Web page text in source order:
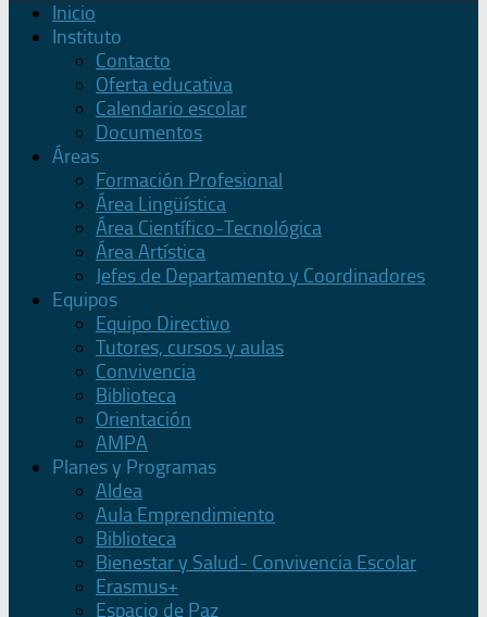
Inicio
Instituto
Contacto
Oferta educativa
Calendario escolar
Documentos
Áreas
Formación Profesional
Área Lingüística
Área Científico-Tecnológica
Área Artística
Jefes de Departamento y Coordinadores
Equipos
Equipo Directivo
Tutores, cursos y aulas
Convivencia
Biblioteca
Orientación
AMPA
Planes y Programas
Aldea
Aula Emprendimiento
Biblioteca
Bienestar y Salud- Convivencia Escolar
Erasmus+
Espacio de Paz